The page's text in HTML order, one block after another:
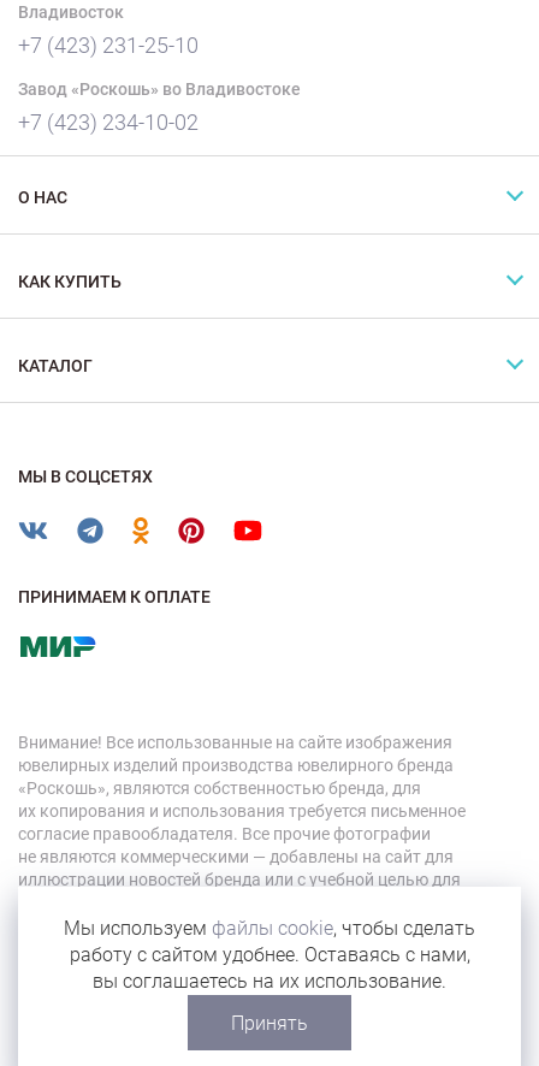
Владивосток
+7 (423) 231-25-10
Завод «Роскошь» во Владивостоке
+7 (423) 234-10-02
О НАС
КАК КУПИТЬ
КАТАЛОГ
МЫ В СОЦСЕТЯХ
ПРИНИМАЕМ К ОПЛАТЕ
Внимание! Все использованные на сайте изображения
ювелирных изделий производства ювелирного бренда
«Роскошь», являются собственностью бренда, для
их копирования и использования требуется письменное
согласие правообладателя. Все прочие фотографии
не являются коммерческими — добавлены на сайт для
иллюстрации новостей бренда или с учебной целью для
© 2026 «Роскошь»
Мы используем файлы cookie, чтобы сделать
работу с сайтом удобнее. Оставаясь с нами,
вы соглашаетесь на их использование.
Принять